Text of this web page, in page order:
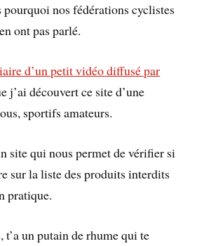
pourquoi nos fédérations cyclistes
ont pas parlé.
d’un petit vidéo diffusé par
j’ai découvert ce site d’une
sportifs amateurs.
site qui nous permet de vérifier si
sur la liste des produits interdits
pratique.
t’a un putain de rhume qui te